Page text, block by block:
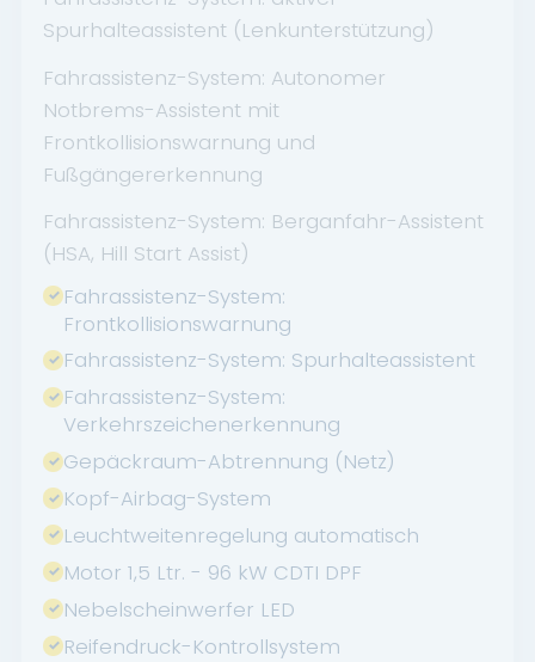
Spurhalteassistent (Lenkunterstützung)
Fahrassistenz-System: Autonomer
Notbrems-Assistent mit
Frontkollisionswarnung und
Fußgängererkennung
Fahrassistenz-System: Berganfahr-Assistent
(HSA, Hill Start Assist)
Fahrassistenz-System:
Frontkollisionswarnung
Fahrassistenz-System: Spurhalteassistent
Fahrassistenz-System:
Verkehrszeichenerkennung
Gepäckraum-Abtrennung (Netz)
Kopf-Airbag-System
Leuchtweitenregelung automatisch
Motor 1,5 Ltr. - 96 kW CDTI DPF
Nebelscheinwerfer LED
Reifendruck-Kontrollsystem